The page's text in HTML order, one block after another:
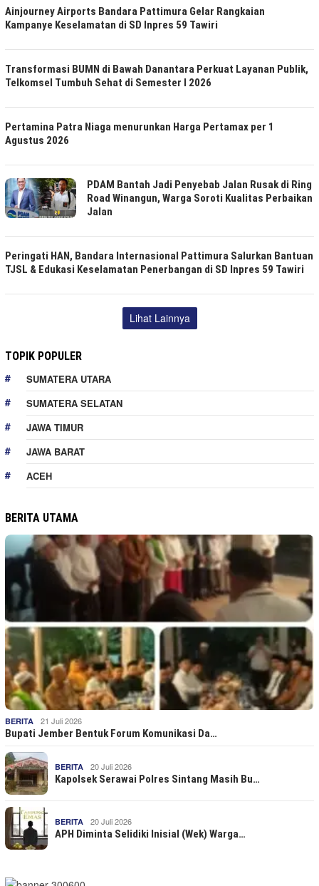
Ainjourney Airports Bandara Pattimura Gelar Rangkaian
Kampanye Keselamatan di SD Inpres 59 Tawiri
Transformasi BUMN di Bawah Danantara Perkuat Layanan Publik,
Telkomsel Tumbuh Sehat di Semester I 2026
Pertamina Patra Niaga menurunkan Harga Pertamax per 1
Agustus 2026
PDAM Bantah Jadi Penyebab Jalan Rusak di Ring
Road Winangun, Warga Soroti Kualitas Perbaikan
Jalan
Peringati HAN, Bandara Internasional Pattimura Salurkan Bantuan
TJSL & Edukasi Keselamatan Penerbangan di SD Inpres 59 Tawiri
Lihat Lainnya
TOPIK POPULER
SUMATERA UTARA
SUMATERA SELATAN
JAWA TIMUR
JAWA BARAT
ACEH
BERITA UTAMA
BERITA 21 Juli 2026
Bupati Jember Bentuk Forum Komunikasi Da…
BERITA 20 Juli 2026
Kapolsek Serawai Polres Sintang Masih Bu…
BERITA 20 Juli 2026
APH Diminta Selidiki Inisial (Wek) Warga…